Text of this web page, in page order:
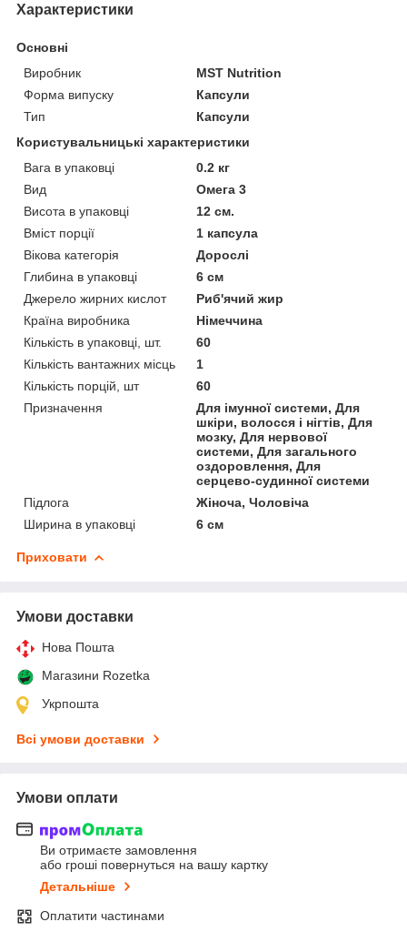
Характеристики
Основні
Виробник
MST Nutrition
Форма випуску
Капсули
Тип
Капсули
Користувальницькі характеристики
Вага в упаковці
0.2 кг
Вид
Омега 3
Висота в упаковці
12 см.
Вміст порції
1 капсула
Вікова категорія
Дорослі
Глибина в упаковці
6 см
Джерело жирних кислот
Риб'ячий жир
Країна виробника
Німеччина
Кількість в упаковці, шт.
60
Кількість вантажних місць
1
Кількість порцій, шт
60
Призначення
Для імунної системи, Для
шкіри, волосся і нігтів, Для
мозку, Для нервової
системи, Для загального
оздоровлення, Для
серцево-судинної системи
Підлога
Жіноча, Чоловіча
Ширина в упаковці
6 см
Приховати
Умови доставки
Нова Пошта
Магазини Rozetka
Укрпошта
Всі умови доставки
Умови оплати
Ви отримаєте замовлення
або гроші повернуться на вашу картку
Детальніше
Оплатити частинами